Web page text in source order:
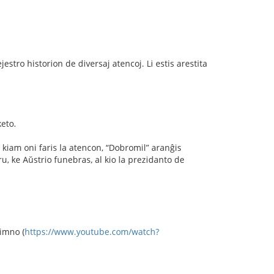
historion de diversaj atencoj. Li estis arestita
oni faris la atencon, “Dobromil” aranĝis
ke Aŭstrio funebras, al kio la prezidanto de
(https://www.youtube.com/watch?